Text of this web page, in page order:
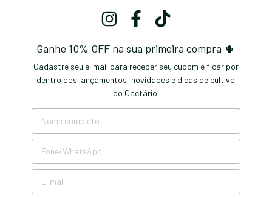
Ganhe 10% OFF na sua primeira compra 🌵
Cadastre seu e-mail para receber seu cupom e ficar por
dentro dos lançamentos, novidades e dicas de cultivo
do Cactário.